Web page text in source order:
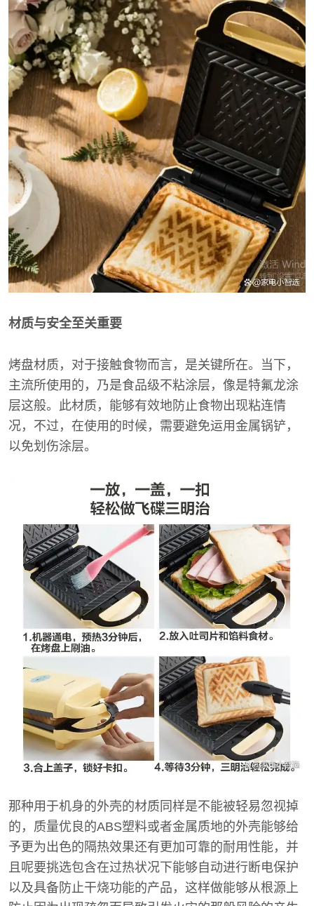
材质与安全至关重要
烤盘材质，对于接触食物而言，是关键所在。当下，
主流所使用的，乃是食品级不粘涂层，像是特氟龙涂
层这般。此材质，能够有效地防止食物出现粘连情
况，不过，在使用的时候，需要避免运用金属锅铲，
以免划伤涂层。
那种用于机身的外壳的材质同样是不能被轻易忽视掉
的，质量优良的ABS塑料或者金属质地的外壳能够给
予更为出色的隔热效果还有更加可靠的耐用性能，并
且呢要挑选包含在过热状况下能够自动进行断电保护
以及具备防止干烧功能的产品，这样做能够从根源上